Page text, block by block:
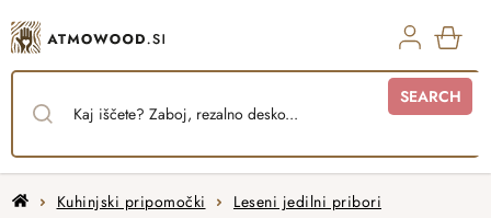
to
content
SEARCH
HomeKuhinjski pripomočki Leseni jedilni pribori